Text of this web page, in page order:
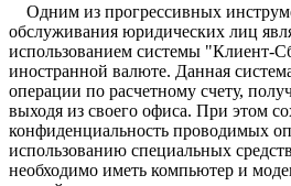
Одним из прогрессивных
обслуживания юридических лиц
использованием системы "Клиент-
иностранной валюте. Данная
операции по расчетному счету,
выходя из своего офиса. При этом
конфиденциальность проводимых
использованию специальных
необходимо иметь компьютер и